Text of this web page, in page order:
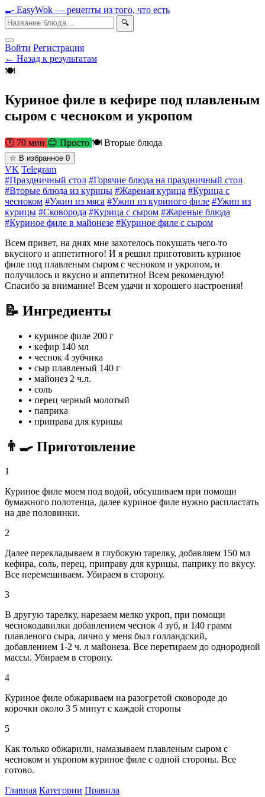
🍳 EasyWok — рецепты из того, что есть
🔍
Войти Регистрация
← Назад к результатам
🍽
Куриное филе в кефире под плавленым
сыром с чесноком и укропом
🕐 70 мин 😊 Просто 🍽 Вторые блюда
☆ В избранное 0
VK Telegram
#Праздничный стол #Горячие блюда на праздничный стол
#Вторые блюда из курицы #Жареная курица #Курица с
чесноком #Ужин из мяса #Ужин из куриного филе #Ужин из
курицы #Сковорода #Курица с сыром #Жареные блюда
#Куриное филе в майонезе #Куриное филе с сыром
Всем привет, на днях мне захотелось покушать чего-то
вкусного и аппетитного! И я решил приготовить куриное
филе под плавленым сыром с чесноком и укропом, и
получилось и вкусно и аппетитно! Всем рекомендую!
Спасибо за внимание! Всем удачи и хорошего настроения!
📝 Ингредиенты
• куриное филе 200 г
• кефир 140 мл
• чеснок 4 зубчика
• сыр плавленый 140 г
• майонез 2 ч.л.
• соль
• перец черный молотый
• паприка
• приправа для курицы
👨‍🍳 Приготовление
1
Куриное филе моем под водой, обсушиваем при помощи
бумажного полотенца, далее куриное филе нужно распластать
на две половинки.
2
Далее перекладываем в глубокую тарелку, добавляем 150 мл
кефира, соль, перец, приправу для курицы, паприку по вкусу.
Все перемешиваем. Убираем в сторону.
3
В другую тарелку, нарезаем мелко укроп, при помощи
чеснокодавилки добавлением чеснок 4 зуб, и 140 грамм
плавленого сыра, лично у меня был голландский,
добавлением 1-2 ч. л майонеза. Все перетираем до однородной
массы. Убираем в сторону.
4
Куриное филе обжариваем на разогретой сковороде до
корочки около 3 5 минут с каждой стороны
5
Как только обжарили, намазываем плавленым сыром с
чесноком и укропом куриное филе с одной стороны. Все
готово.
Главная Категории Правила